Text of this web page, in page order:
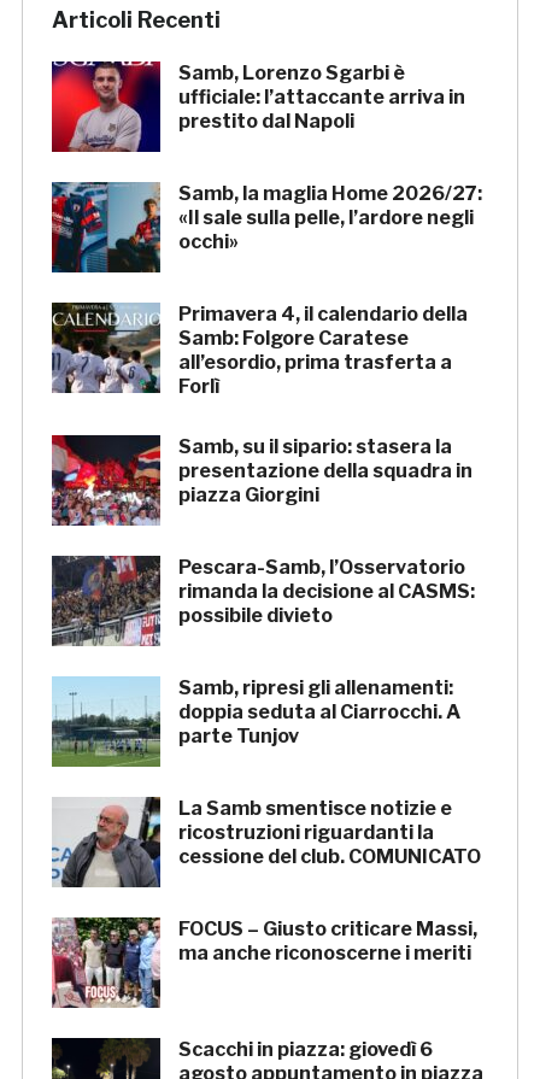
Articoli Recenti
Samb, Lorenzo Sgarbi è
ufficiale: l’attaccante arriva in
prestito dal Napoli
Samb, la maglia Home 2026/27:
«Il sale sulla pelle, l’ardore negli
occhi»
Primavera 4, il calendario della
Samb: Folgore Caratese
all’esordio, prima trasferta a
Forlì
Samb, su il sipario: stasera la
presentazione della squadra in
piazza Giorgini
Pescara-Samb, l’Osservatorio
rimanda la decisione al CASMS:
possibile divieto
Samb, ripresi gli allenamenti:
doppia seduta al Ciarrocchi. A
parte Tunjov
La Samb smentisce notizie e
ricostruzioni riguardanti la
cessione del club. COMUNICATO
FOCUS – Giusto criticare Massi,
ma anche riconoscerne i meriti
Scacchi in piazza: giovedì 6
agosto appuntamento in piazza